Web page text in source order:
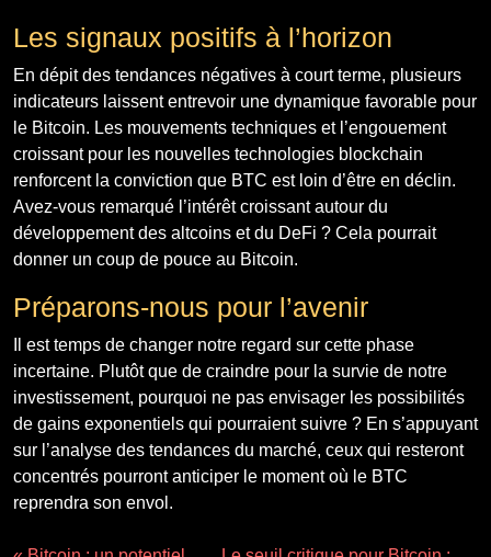
Les signaux positifs à l’horizon
En dépit des tendances négatives à court terme, plusieurs
indicateurs laissent entrevoir une dynamique favorable pour
le Bitcoin. Les mouvements techniques et l’engouement
croissant pour les nouvelles technologies blockchain
renforcent la conviction que BTC est loin d’être en déclin.
Avez-vous remarqué l’intérêt croissant autour du
développement des altcoins et du DeFi ? Cela pourrait
donner un coup de pouce au Bitcoin.
Préparons-nous pour l’avenir
Il est temps de changer notre regard sur cette phase
incertaine. Plutôt que de craindre pour la survie de notre
investissement, pourquoi ne pas envisager les possibilités
de gains exponentiels qui pourraient suivre ? En s’appuyant
sur l’analyse des tendances du marché, ceux qui resteront
concentrés pourront anticiper le moment où le BTC
reprendra son envol.